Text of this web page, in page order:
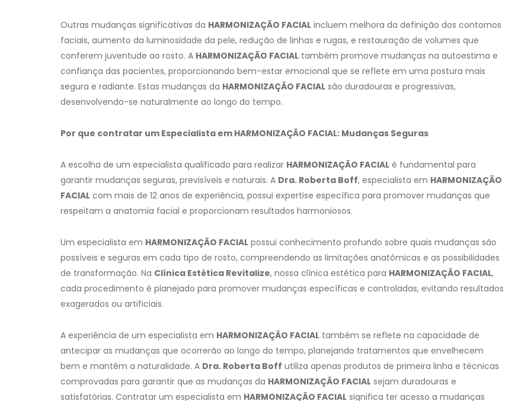
Outras mudanças significativas da HARMONIZAÇÃO FACIAL incluem melhora da definição dos contornos
faciais, aumento da luminosidade da pele, redução de linhas e rugas, e restauração de volumes que
conferem juventude ao rosto. A HARMONIZAÇÃO FACIAL também promove mudanças na autoestima e
confiança das pacientes, proporcionando bem-estar emocional que se reflete em uma postura mais
segura e radiante. Estas mudanças da HARMONIZAÇÃO FACIAL são duradouras e progressivas,
desenvolvendo-se naturalmente ao longo do tempo.
Por que contratar um Especialista em HARMONIZAÇÃO FACIAL: Mudanças Seguras
A escolha de um especialista qualificado para realizar HARMONIZAÇÃO FACIAL é fundamental para
garantir mudanças seguras, previsíveis e naturais. A Dra. Roberta Boff, especialista em HARMONIZAÇÃO
FACIAL com mais de 12 anos de experiência, possui expertise específica para promover mudanças que
respeitam a anatomia facial e proporcionam resultados harmoniosos.
Um especialista em HARMONIZAÇÃO FACIAL possui conhecimento profundo sobre quais mudanças são
possíveis e seguras em cada tipo de rosto, compreendendo as limitações anatômicas e as possibilidades
de transformação. Na Clínica Estética Revitalize, nossa clínica estética para HARMONIZAÇÃO FACIAL,
cada procedimento é planejado para promover mudanças específicas e controladas, evitando resultados
exagerados ou artificiais.
A experiência de um especialista em HARMONIZAÇÃO FACIAL também se reflete na capacidade de
antecipar as mudanças que ocorrerão ao longo do tempo, planejando tratamentos que envelhecem
bem e mantêm a naturalidade. A Dra. Roberta Boff utiliza apenas produtos de primeira linha e técnicas
comprovadas para garantir que as mudanças da HARMONIZAÇÃO FACIAL sejam duradouras e
satisfatórias. Contratar um especialista em HARMONIZAÇÃO FACIAL significa ter acesso a mudanças